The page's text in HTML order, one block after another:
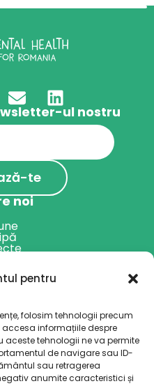
pentru
folosim tehnologii precum
informațiile despre
tehnologii ne va permite
de navigare sau ID-
sau retragerea
anumite caracteristici și
ul nostru
noi
te